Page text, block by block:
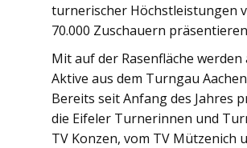
turnerischer Höchstleistungen
70.000 Zuschauern
Mit auf der Rasenfläche werden
Aktive aus dem Turngau
Bereits seit Anfang des Jahres
die Eifeler Turnerinnen und
TV Konzen, vom TV Mützenich